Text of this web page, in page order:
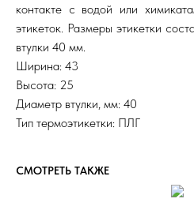
контакте с водой или
этикеток. Размеры этикетки
втулки 40 мм.
Ширина: 43
Высота: 25
Диаметр втулки, мм: 40
Тип термоэтикетки: ПЛГ
СМОТРЕТЬ ТАКЖЕ